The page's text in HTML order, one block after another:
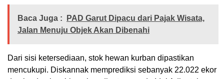
Baca Juga :
PAD Garut Dipacu dari Pajak Wisata,
Jalan Menuju Objek Akan Dibenahi
Dari sisi ketersediaan, stok hewan kurban dipastikan
mencukupi. Diskannak memprediksi sebanyak 22.022 ekor